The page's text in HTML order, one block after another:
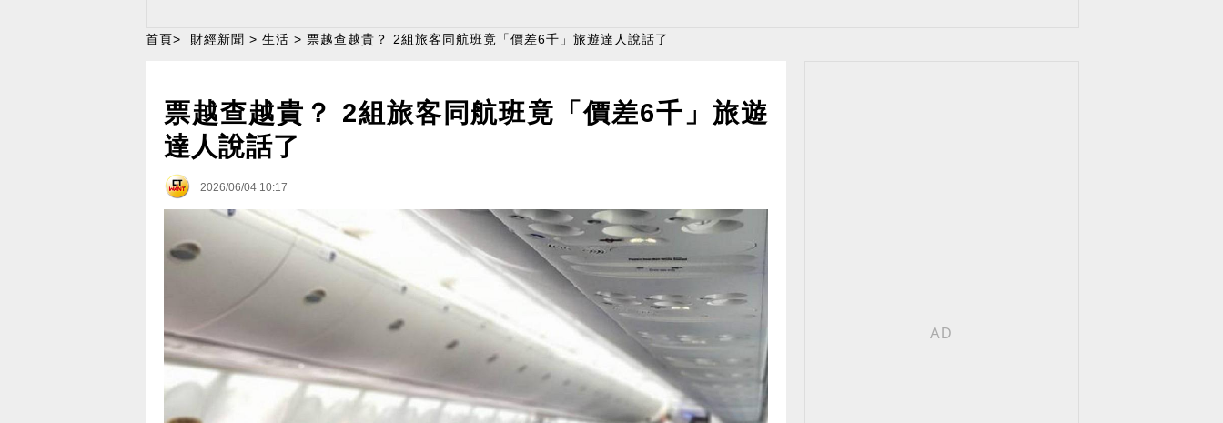
首頁> 財經新聞 > 生活 > 票越查越貴？ 2組旅客同航班竟「價差6千」旅遊達人說話了
票越查越貴？ 2組旅客同航班竟「價差6千」旅遊
達人說話了
2026/06/04 10:17